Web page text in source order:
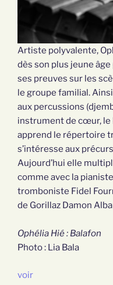
Artiste polyvalente,
dès son plus jeune
ses preuves sur les
le groupe familial.
aux percussions
instrument de cœur, le
apprend le répertoire
s’intéresse aux
Aujourd’hui elle
comme avec la
tromboniste Fidel
de Gorillaz Damon
Ophélia Hié : Balafon
Photo : Lia Bala
voir